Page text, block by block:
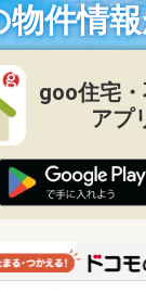
物件情
goo住宅
アプ